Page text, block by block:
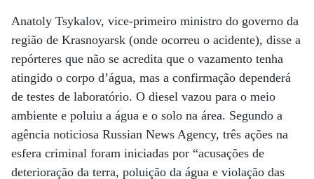
Anatoly Tsykalov, vice-primeiro ministro do governo da
região de Krasnoyarsk (onde ocorreu o acidente), disse a
repórteres que não se acredita que o vazamento tenha
atingido o corpo d’água, mas a confirmação dependerá
de testes de laboratório. O diesel vazou para o meio
ambiente e poluiu a água e o solo na área. Segundo a
agência noticiosa Russian News Agency, três ações na
esfera criminal foram iniciadas por “acusações de
deterioração da terra, poluição da água e violação das